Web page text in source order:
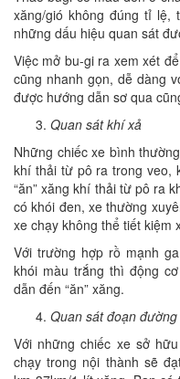
xăng/gió không đúng tỉ lệ,
những dấu hiệu quan sát
Việc mở bu-gi ra xem xét
cũng nhanh gọn, dễ dàng
được hướng dẫn sơ qua
Quan sát khí xả
Những chiếc xe bình
khí thải từ pô ra trong veo,
“ăn” xăng khí thải từ pô ra
có khói đen, xe thường
xe chạy không thể tiết kiệm
Với trường hợp rồ mạnh
khói màu trắng thì động
dẫn đến “ăn” xăng.
Quan sát đoạn
Với những chiếc xe sở
chạy trong nội thành sẽ